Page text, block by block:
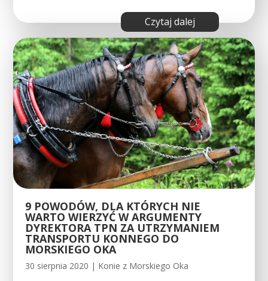
czytaj dalej
9 POWODÓW, DLA KTÓRYCH NIE
WARTO WIERZYĆ W ARGUMENTY
DYREKTORA TPN ZA UTRZYMANIEM
TRANSPORTU KONNEGO DO
MORSKIEGO OKA
30 sierpnia 2020 | Konie z Morskiego Oka